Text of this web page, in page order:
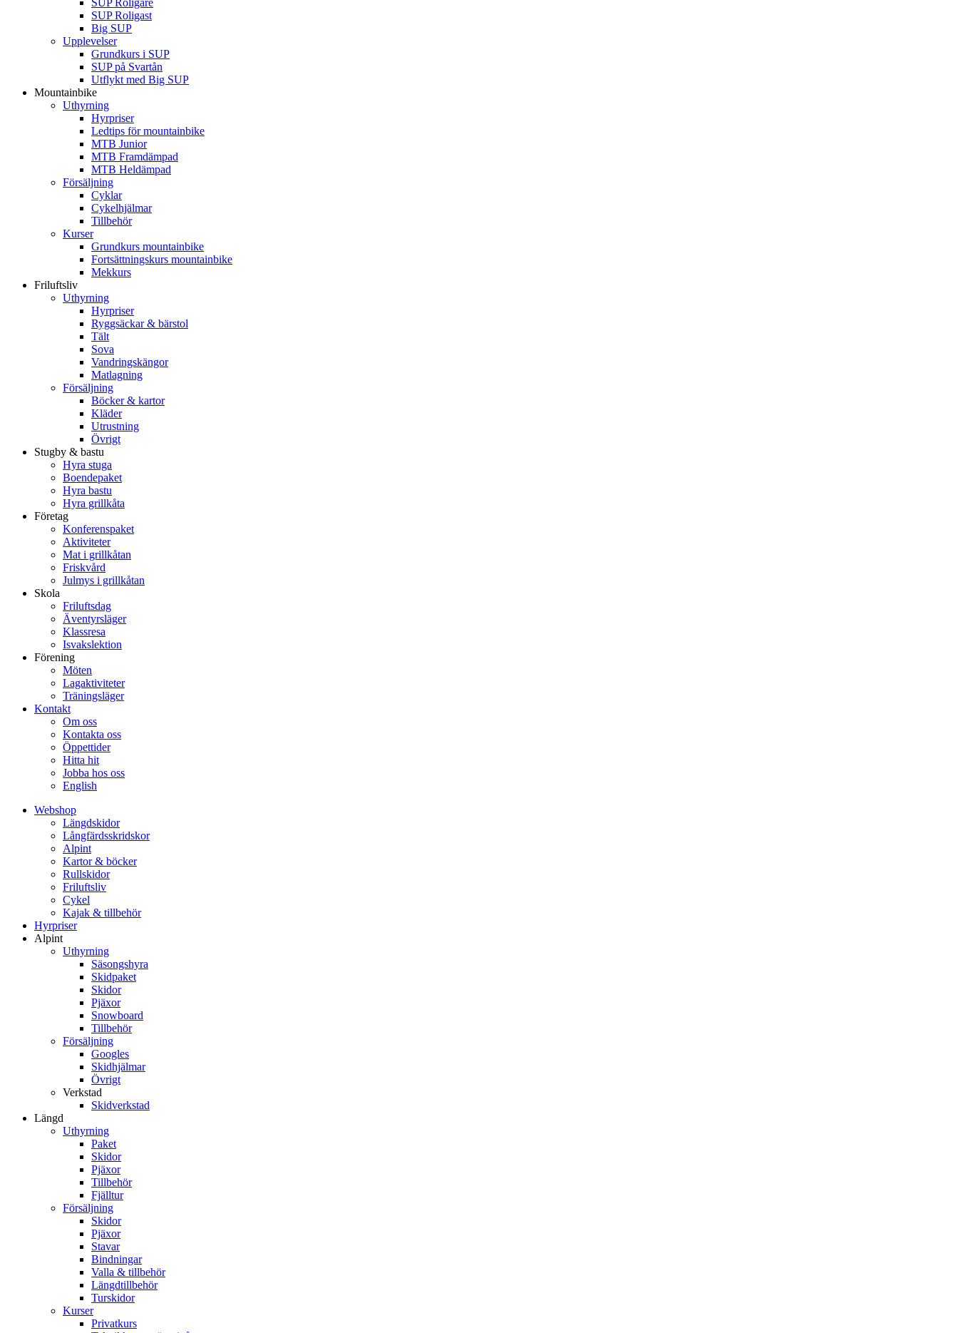
SUP Roligare
SUP Roligast
Big SUP
Upplevelser
Grundkurs i SUP
SUP på Svartån
Utflykt med Big SUP
Mountainbike
Uthyrning
Hyrpriser
Ledtips för mountainbike
MTB Junior
MTB Framdämpad
MTB Heldämpad
Försäljning
Cyklar
Cykelhjälmar
Tillbehör
Kurser
Grundkurs mountainbike
Fortsättningskurs mountainbike
Mekkurs
Friluftsliv
Uthyrning
Hyrpriser
Ryggsäckar & bärstol
Tält
Sova
Vandringskängor
Matlagning
Försäljning
Böcker & kartor
Kläder
Utrustning
Övrigt
Stugby & bastu
Hyra stuga
Boendepaket
Hyra bastu
Hyra grillkåta
Företag
Konferenspaket
Aktiviteter
Mat i grillkåtan
Friskvård
Julmys i grillkåtan
Skola
Friluftsdag
Äventyrsläger
Klassresa
Isvakslektion
Förening
Möten
Lagaktiviteter
Träningsläger
Kontakt
Om oss
Kontakta oss
Öppettider
Hitta hit
Jobba hos oss
English
Webshop
Längdskidor
Långfärdsskridskor
Alpint
Kartor & böcker
Rullskidor
Friluftsliv
Cykel
Kajak & tillbehör
Hyrpriser
Alpint
Uthyrning
Säsongshyra
Skidpaket
Skidor
Pjäxor
Snowboard
Tillbehör
Försäljning
Googles
Skidhjälmar
Övrigt
Verkstad
Skidverkstad
Längd
Uthyrning
Paket
Skidor
Pjäxor
Tillbehör
Fjälltur
Försäljning
Skidor
Pjäxor
Stavar
Bindningar
Valla & tillbehör
Längdtillbehör
Turskidor
Kurser
Privatkurs